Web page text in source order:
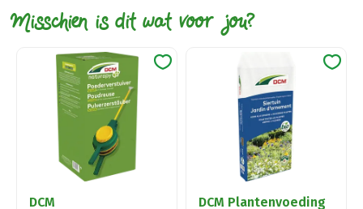
Misschien is dit wat voor jou?
DCM DCM Plantenvoeding